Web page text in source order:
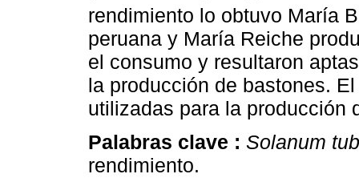
rendimiento lo obtuvo María
peruana y María Reiche
el consumo y resultaron
la producción de bastones.
utilizadas para la producción
Palabras clave : Solanum
rendimiento.